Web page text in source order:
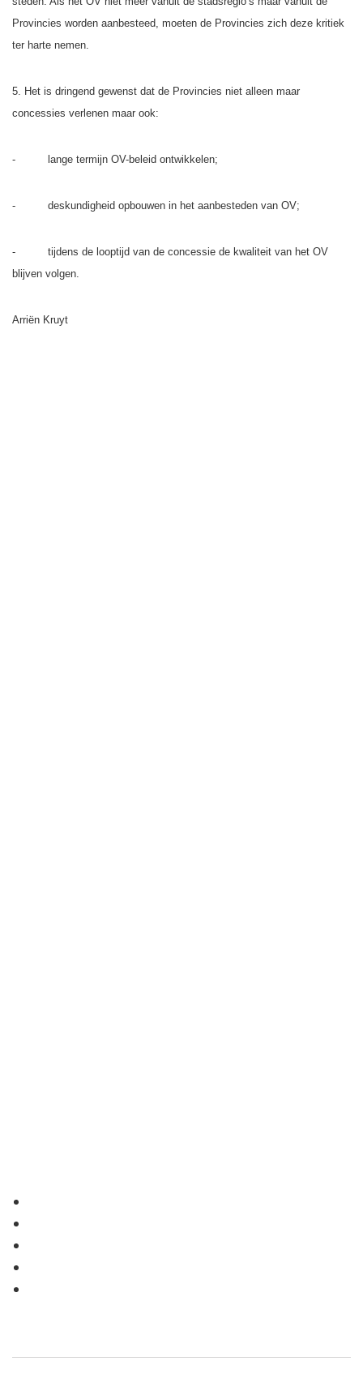
Provincies worden aanbesteed, moeten de Provincies zich deze kritiek
ter harte nemen.
5. Het is dringend gewenst dat de Provincies niet alleen maar
concessies verlenen maar ook:
- lange termijn OV-beleid ontwikkelen;
- deskundigheid opbouwen in het aanbesteden van OV;
- tijdens de looptijd van de concessie de kwaliteit van het OV
blijven volgen.
Arriën Kruyt